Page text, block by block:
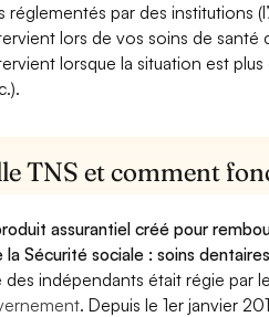
par des institutions
lors de vos soins de
lorsque la situation est
TNS et comment
assurantiel créé pour
Sécurité sociale : soins
indépendants était régie par
. Depuis le 1er janvier